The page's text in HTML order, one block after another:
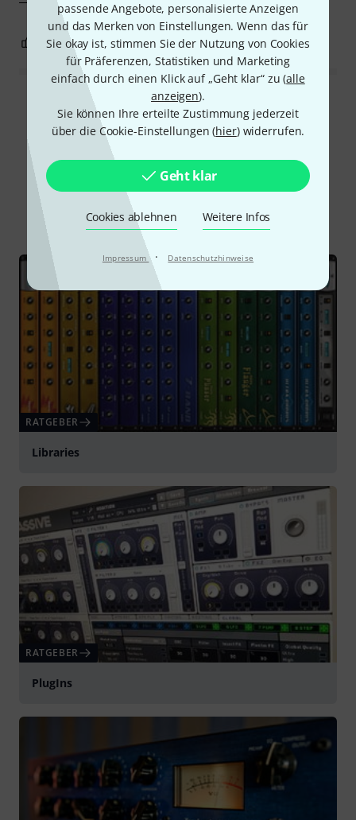
passende Angebote, personalisierte Anzeigen
und das Merken von Einstellungen. Wenn das für
Sie okay ist, stimmen Sie der Nutzung von Cookies
für Präferenzen, Statistiken und Marketing
einfach durch einen Klick auf „Geht klar“ zu (alle
anzeigen).
Sie können Ihre erteilte Zustimmung jederzeit
über die Cookie-Einstellungen (hier) widerrufen.
Geht klar
Cookies ablehnen Weitere Infos
Impressum · Datenschutzhinweise
0 BEWERTUNG MELDEN
Alle Bewertungen lesen
Schon gewusst?
Alle Ratgeber
RATGEBER
Libraries
RATGEBER
PlugIns